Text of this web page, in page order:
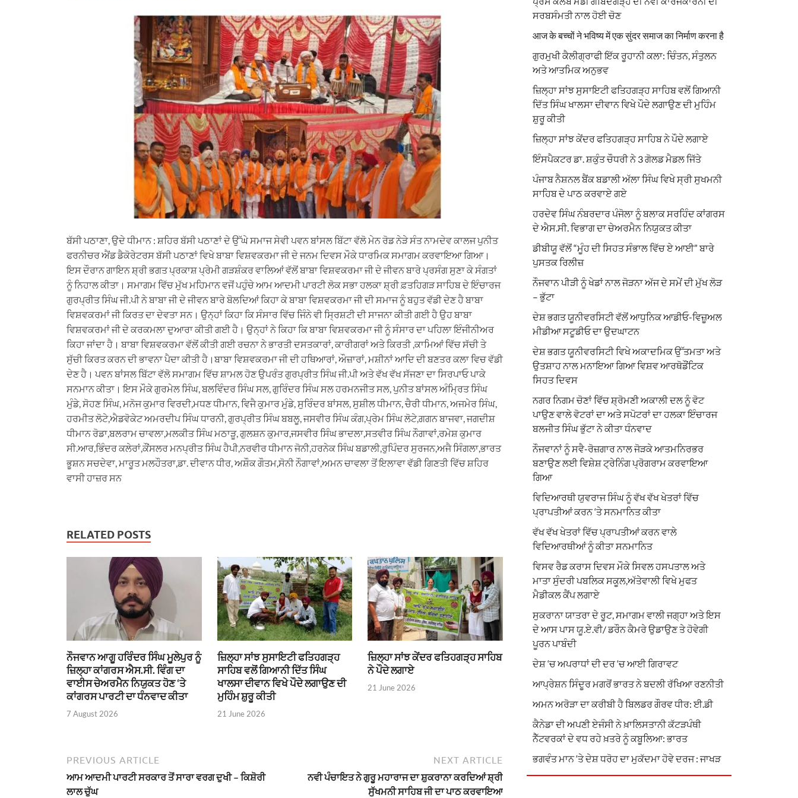
n
k
e
d
I
n
a
i
ਬੱਸੀ ਪਠਾਣਾ, ਉਦੇ ਧੀਮਾਨ : ਸ਼ਹਿਰ ਬੱਸੀ ਪਠਾਣਾਂ ਦੇ ਉੱਘੇ ਸਮਾਜ ਸੇਵੀ ਪਵਨ ਬਾਂਸਲ ਬਿੱਟਾ ਵੱਲੋ ਮੇਨ ਰੋਡ ਨੇੜੇ ਸੰਤ ਨਾਮਦੇਵ ਕਾਲਜ ਪੁਨੀਤ
ਫਰਨੀਚਰ ਐਂਡ ਡੈਕੋਰੇਟਰਸ ਬੱਸੀ ਪਠਾਣਾਂ ਵਿਖੇ ਬਾਬਾ ਵਿਸ਼ਵਕਰਮਾ ਜੀ ਦੇ ਜਨਮ ਦਿਵਸ ਮੌਕੇ ਧਾਰਮਿਕ ਸਮਾਗਮ ਕਰਵਾਇਆ ਗਿਆ।
ਇਸ ਦੌਰਾਨ ਗਾਇਨ ਸ਼੍ਰੀ ਭਗਤ ਪ੍ਰਕਾਸ਼ ਪ੍ਰੇਮੀ ਗੜਸ਼ੰਕਰ ਵਾਲਿਆਂ ਵੱਲੋਂ ਬਾਬਾ ਵਿਸ਼ਵਕਰਮਾ ਜੀ ਦੇ ਜੀਵਨ ਬਾਰੇ ਪ੍ਰਸੰਗ ਸੁਣਾ ਕੇ ਸੰਗਤਾਂ
ਨੂੰ ਨਿਹਾਲ ਕੀਤਾ। ਸਮਾਗਮ ਵਿੱਚ ਮੁੱਖ ਮਹਿਮਾਨ ਵਜੋਂ ਪਹੁੰਚੇ ਆਮ ਆਦਮੀ ਪਾਰਟੀ ਲੋਕ ਸਭਾ ਹਲਕਾ ਸ਼੍ਰੀ ਫ਼ਤਹਿਗੜ ਸਾਹਿਬ ਦੇ ਇੰਚਾਰਜ
ਗੁਰਪ੍ਰੀਤ ਸਿੰਘ ਜੀ.ਪੀ ਨੇ ਬਾਬਾ ਜੀ ਦੇ ਜੀਵਨ ਬਾਰੇ ਬੋਲਦਿਆਂ ਕਿਹਾ ਕੇ ਬਾਬਾ ਵਿਸ਼ਵਕਰਮਾ ਜੀ ਦੀ ਸਮਾਜ ਨੂੰ ਬਹੁਤ ਵੱਡੀ ਦੇਣ ਹੈ ਬਾਬਾ
ਵਿਸ਼ਵਕਰਮਾਂ ਜੀ ਕਿਰਤ ਦਾ ਦੇਵਤਾ ਸਨ। ਉਨ੍ਹਾਂ ਕਿਹਾ ਕਿ ਸੰਸਾਰ ਵਿੱਚ ਜਿੰਨੇ ਵੀ ਸ੍ਰਿਸ਼ਟੀ ਦੀ ਸਾਜਨਾ ਕੀਤੀ ਗਈ ਹੈ ਉਹ ਬਾਬਾ
ਵਿਸ਼ਵਕਰਮਾਂ ਜੀ ਦੇ ਕਰਕਮਲਾ ਦੁਆਰਾ ਕੀਤੀ ਗਈ ਹੈ। ਉਨ੍ਹਾਂ ਨੇ ਕਿਹਾ ਕਿ ਬਾਬਾ ਵਿਸ਼ਵਕਰਮਾ ਜੀ ਨੂੰ ਸੰਸਾਰ ਦਾ ਪਹਿਲਾ ਇੰਜੀਨੀਅਰ
ਕਿਹਾ ਜਾਂਦਾ ਹੈ। ਬਾਬਾ ਵਿਸ਼ਵਕਰਮਾ ਵੱਲੋਂ ਕੀਤੀ ਗਈ ਰਚਨਾ ਨੇ ਭਾਰਤੀ ਦਸਤਕਾਰਾਂ, ਕਾਰੀਗਰਾਂ ਅਤੇ ਕਿਰਤੀ ,ਕਾਮਿਆਂ ਵਿੱਚ ਸੱਚੀ ਤੇ
ਸੁੱਚੀ ਕਿਰਤ ਕਰਨ ਦੀ ਭਾਵਨਾ ਪੈਦਾ ਕੀਤੀ ਹੈ।ਬਾਬਾ ਵਿਸ਼ਵਕਰਮਾ ਜੀ ਦੀ ਹਥਿਆਰਾਂ, ਔਜ਼ਾਰਾਂ, ਮਸ਼ੀਨਾਂ ਆਦਿ ਦੀ ਬਣਤਰ ਕਲਾ ਵਿਚ ਵੱਡੀ
ਦੇਣ ਹੈ। ਪਵਨ ਬਾਂਸਲ ਬਿੱਟਾ ਵੱਲੋ ਸਮਾਗਮ ਵਿੱਚ ਸ਼ਾਮਲ ਹੋਣ ਉਪਰੰਤ ਗੁਰਪ੍ਰੀਤ ਸਿੰਘ ਜੀ.ਪੀ ਅਤੇ ਵੱਖ ਵੱਖ ਸੱਜਣਾ ਦਾ ਸਿਰਪਾਓ ਪਾਕੇ
ਸਨਮਾਨ ਕੀਤਾ। ਇਸ ਮੌਕੇ ਗੁਰਮੇਲ ਸਿੰਘ, ਬਲਵਿੰਦਰ ਸਿੰਘ ਸਲ, ਗੁਰਿੰਦਰ ਸਿੰਘ ਸਲ ਹਰਮਨਜੀਤ ਸਲ, ਪੁਨੀਤ ਬਾਂਸਲ ਅੰਮ੍ਰਿਤ ਸਿੰਘ
ਮੁੰਡੇ, ਸੋਹਣ ਸਿੰਘ, ਮਨੋਜ ਕੁਮਾਰ ਵਿਰਦੀ,ਮਧਣ ਧੀਮਾਨ, ਵਿਜੈ ਕੁਮਾਰ ਮੁੰਡੇ, ਸੁਰਿੰਦਰ ਬਾਂਸਲ, ਸੁਸ਼ੀਲ ਧੀਮਾਨ, ਚੈਰੀ ਧੀਮਾਨ, ਅਜਮੇਰ ਸਿੰਘ,
ਹਰਮੀਤ ਲੋਟੇ,ਐਡਵੋਕੇਟ ਅਮਰਦੀਪ ਸਿੰਘ ਧਾਰਨੀ, ਗੁਰਪ੍ਰੀਤ ਸਿੰਘ ਬਬਲੂ, ਜਸਵੀਰ ਸਿੰਘ ਕੰਗ,ਪ੍ਰੇਮ ਸਿੰਘ ਲੋਟੇ,ਗਗਨ ਬਾਜਵਾ, ਜਗਦੀਸ਼
ਧੀਮਾਨ ਰੋਡਾ,ਬਲਰਾਮ ਚਾਵਲਾ,ਮਲਕੀਤ ਸਿੰਘ ਮਠਾੜੂ, ਗੁਲਸ਼ਨ ਕੁਮਾਰ,ਜਸਵੀਰ ਸਿੰਘ ਭਾਦਲਾ,ਸਤਵੀਰ ਸਿੰਘ ਨੌਗਾਵਾਂ,ਰਮੇਸ਼ ਕੁਮਾਰ
ਸੀ.ਆਰ,ਭਿੰਦਰ ਕਲੇਰਾਂ,ਕੌਂਸਲਰ ਮਨਪ੍ਰੀਤ ਸਿੰਘ ਹੈਪੀ,ਨਰਵੀਰ ਧੀਮਾਨ ਜੋਨੀ,ਹਰਨੇਕ ਸਿੰਘ ਬਡਾਲੀ,ਰੁਪਿੰਦਰ ਸੁਰਜਨ,ਅਜੈ ਸਿੰਗਲਾ,ਭਾਰਤ
ਭੂਸ਼ਨ ਸਚਦੇਵਾ, ਮਾਰੂਤ ਮਲਹੌਤਰਾ,ਡਾ. ਦੀਵਾਨ ਧੀਰ, ਅਸ਼ੌਕ ਗੌਤਮ,ਸੋਨੀ ਨੌਗਾਵਾਂ,ਅਮਨ ਚਾਵਲਾ ਤੋਂ ਇਲਾਵਾ ਵੱਡੀ ਗਿਣਤੀ ਵਿੱਚ ਸ਼ਹਿਰ
ਵਾਸੀ ਹਾਜ਼ਰ ਸਨ
RELATED POSTS
ਨੌਜਵਾਨ ਆਗੂ ਹਰਿੰਦਰ ਸਿੰਘ ਮੂਲੇਪੁਰ ਨੂੰ
ਜ਼ਿਲ੍ਹਾ ਕਾਂਗਰਸ ਐਸ.ਸੀ. ਵਿੰਗ ਦਾ
ਵਾਈਸ ਚੇਅਰਮੈਨ ਨਿਯੁਕਤ ਹੋਣ ‘ਤੇ
ਕਾਂਗਰਸ ਪਾਰਟੀ ਦਾ ਧੰਨਵਾਦ ਕੀਤਾ
7 August 2026
ਜ਼ਿਲ੍ਹਾ ਸਾਂਝ ਸੁਸਾਇਟੀ ਫਤਿਹਗੜ੍ਹ
ਸਾਹਿਬ ਵਲੋਂ ਗਿਆਨੀ ਦਿੱਤ ਸਿੰਘ
ਖਾਲਸਾ ਦੀਵਾਨ ਵਿਖੇ ਪੌਦੇ ਲਗਾਉਣ ਦੀ
ਮੁਹਿੰਮ ਸ਼ੁਰੂ ਕੀਤੀ
21 June 2026
ਜ਼ਿਲ੍ਹਾ ਸਾਂਝ ਕੇਂਦਰ ਫਤਿਹਗੜ੍ਹ ਸਾਹਿਬ
ਨੇ ਪੌਦੇ ਲਗਾਏ
21 June 2026
PREVIOUS ARTICLE
ਆਮ ਆਦਮੀ ਪਾਰਟੀ ਸਰਕਾਰ ਤੋਂ ਸਾਰਾ ਵਰਗ ਦੁਖੀ – ਕਿਸ਼ੋਰੀ
ਲਾਲ ਚੁੱਘ
NEXT ARTICLE
ਨਵੀ ਪੰਚਾਇਤ ਨੇ ਗੁਰੂ ਮਹਾਰਾਜ ਦਾ ਸ਼ੁਕਰਾਨਾ ਕਰਦਿਆਂ ਸ਼੍ਰੀ
ਸੁੱਖਮਨੀ ਸਾਹਿਬ ਜੀ ਦਾ ਪਾਠ ਕਰਵਾਇਆ
ਸਰਬਸੰਮਤੀ ਨਾਲ ਹੋਈ ਚੋਣ
आज के बच्चों ने भविष्य में एक सुंदर समाज का निर्माण करना है
ਗੁਰਮੁਖੀ ਕੈਲੀਗ੍ਰਾਫੀ ਇੱਕ ਰੂਹਾਨੀ ਕਲਾ: ਚਿੰਤਨ, ਸੰਤੁਲਨ
ਅਤੇ ਆਤਮਿਕ ਅਨੁਭਵ
ਜ਼ਿਲ੍ਹਾ ਸਾਂਝ ਸੁਸਾਇਟੀ ਫਤਿਹਗੜ੍ਹ ਸਾਹਿਬ ਵਲੋਂ ਗਿਆਨੀ
ਦਿੱਤ ਸਿੰਘ ਖਾਲਸਾ ਦੀਵਾਨ ਵਿਖੇ ਪੌਦੇ ਲਗਾਉਣ ਦੀ ਮੁਹਿੰਮ
ਸ਼ੁਰੂ ਕੀਤੀ
ਜ਼ਿਲ੍ਹਾ ਸਾਂਝ ਕੇਂਦਰ ਫਤਿਹਗੜ੍ਹ ਸਾਹਿਬ ਨੇ ਪੌਦੇ ਲਗਾਏ
ਇੰਸਪੈਕਟਰ ਡਾ. ਸ਼ਕੁੰਤ ਚੌਧਰੀ ਨੇ 3 ਗੋਲਡ ਮੈਡਲ ਜਿੱਤੇ
ਪੰਜਾਬ ਨੈਸ਼ਨਲ ਬੈਂਕ ਬਡਾਲੀ ਅੱਲਾ ਸਿੰਘ ਵਿਖੇ ਸ੍ਰੀ ਸੁਖਮਨੀ
ਸਾਹਿਬ ਦੇ ਪਾਠ ਕਰਵਾਏ ਗਏ
ਹਰਦੇਵ ਸਿੰਘ ਨੰਬਰਦਾਰ ਪੰਜੋਲਾ ਨੂੰ ਬਲਾਕ ਸਰਹਿੰਦ ਕਾਂਗਰਸ
ਦੇ ਐਸ.ਸੀ. ਵਿਭਾਗ ਦਾ ਚੇਅਰਮੈਨ ਨਿਯੁਕਤ ਕੀਤਾ
ਡੀਬੀਯੂ ਵੱਲੋਂ “ਮੂੰਹ ਦੀ ਸਿਹਤ ਸੰਭਾਲ ਵਿੱਚ ਏ ਆਈ” ਬਾਰੇ
ਪੁਸਤਕ ਰਿਲੀਜ਼
ਨੌਜਵਾਨ ਪੀੜੀ ਨੂੰ ਖੇਡਾਂ ਨਾਲ ਜੋੜਨਾ ਅੱਜ ਦੇ ਸਮੇਂ ਦੀ ਮੁੱਖ ਲੋੜ
– ਭੁੱਟਾ
ਦੇਸ਼ ਭਗਤ ਯੂਨੀਵਰਸਿਟੀ ਵੱਲੋਂ ਆਧੁਨਿਕ ਆਡੀਓ-ਵਿਜ਼ੂਅਲ
ਮੀਡੀਆ ਸਟੂਡੀਓ ਦਾ ਉਦਘਾਟਨ
ਦੇਸ਼ ਭਗਤ ਯੂਨੀਵਰਸਿਟੀ ਵਿਖੇ ਅਕਾਦਮਿਕ ਉੱਤਮਤਾ ਅਤੇ
ਉਤਸ਼ਾਹ ਨਾਲ ਮਨਾਇਆ ਗਿਆ ਵਿਸ਼ਵ ਆਰਥੋਡੌਂਟਿਕ
ਸਿਹਤ ਦਿਵਸ
ਨਗਰ ਨਿਗਮ ਚੋਣਾਂ ਵਿੱਚ ਸ਼੍ਰੋਮਣੀ ਅਕਾਲੀ ਦਲ ਨੂੰ ਵੋਟ
ਪਾਉਣ ਵਾਲੇ ਵੋਟਰਾਂ ਦਾ ਅਤੇ ਸਪੋਟਰਾਂ ਦਾ ਹਲਕਾ ਇੰਚਾਰਜ
ਬਲਜੀਤ ਸਿੰਘ ਭੁੱਟਾ ਨੇ ਕੀਤਾ ਧੰਨਵਾਦ
ਨੌਜਵਾਨਾਂ ਨੂੰ ਸਵੈ-ਰੋਜ਼ਗਾਰ ਨਾਲ ਜੋੜਕੇ ਆਤਮਨਿਰਭਰ
ਬਣਾਉਣ ਲਈ ਵਿਸ਼ੇਸ਼ ਟ੍ਰੇਨਿੰਗ ਪ੍ਰੋਗਰਾਮ ਕਰਵਾਇਆ
ਗਿਆ
ਵਿਦਿਆਰਥੀ ਯੁਵਰਾਜ ਸਿੰਘ ਨੂੰ ਵੱਖ ਵੱਖ ਖੇਤਰਾਂ ਵਿੱਚ
ਪ੍ਰਾਪਤੀਆਂ ਕਰਨ ‘ਤੇ ਸਨਮਾਨਿਤ ਕੀਤਾ
ਵੱਖ ਵੱਖ ਖੇਤਰਾਂ ਵਿੱਚ ਪ੍ਰਾਪਤੀਆਂ ਕਰਨ ਵਾਲੇ
ਵਿਦਿਆਰਥੀਆਂ ਨੂੰ ਕੀਤਾ ਸਨਮਾਨਿਤ
ਵਿਸਵ ਰੈਡ ਕਰਾਸ ਦਿਵਸ ਮੌਕੇ ਸਿਵਲ ਹਸਪਤਾਲ ਅਤੇ
ਮਾਤਾ ਸੁੰਦਰੀ ਪਬਲਿਕ ਸਕੂਲ,ਅੱਤੇਵਾਲੀ ਵਿਖੇ ਮੁਫਤ
ਮੈਡੀਕਲ ਕੈਂਪ ਲਗਾਏ
ਸੁਕਰਾਨਾ ਯਾਤਰਾ ਦੇ ਰੂਟ, ਸਮਾਗਮ ਵਾਲੀ ਜਗ੍ਹਾ ਅਤੇ ਇਸ
ਦੇ ਆਸ ਪਾਸ ਯੂ.ਏ.ਵੀ/ ਡਰੌਨ ਕੈਮਰੇ ਉਡਾਉਣ ਤੇ ਹੋਵੇਗੀ
ਪੂਰਨ ਪਾਬੰਦੀ
ਦੇਸ਼ ‘ਚ ਅਪਰਾਧਾਂ ਦੀ ਦਰ ‘ਚ ਆਈ ਗਿਰਾਵਟ
ਆਪ੍ਰੇਸ਼ਨ ਸਿੰਦੂਰ ਮਗਰੋਂ ਭਾਰਤ ਨੇ ਬਦਲੀ ਰੱਖਿਆ ਰਣਨੀਤੀ
ਅਮਨ ਅਰੋੜਾ ਦਾ ਕਰੀਬੀ ਹੈ ਬਿਲਡਰ ਗੌਰਵ ਧੀਰ: ਈ.ਡੀ
ਕੈਨੇਡਾ ਦੀ ਅਪਣੀ ਏਜੰਸੀ ਨੇ ਖ਼ਾਲਿਸਤਾਨੀ ਕੱਟੜਪੰਥੀ
ਨੈੱਟਵਰਕਾਂ ਦੇ ਵਧ ਰਹੇ ਖ਼ਤਰੇ ਨੂੰ ਕਬੂਲਿਆ: ਭਾਰਤ
ਭਗਵੰਤ ਮਾਨ ‘ਤੇ ਦੇਸ਼ ਧਰੋਹ ਦਾ ਮੁਕੱਦਮਾ ਹੋਵੇ ਦਰਜ : ਜਾਖੜ